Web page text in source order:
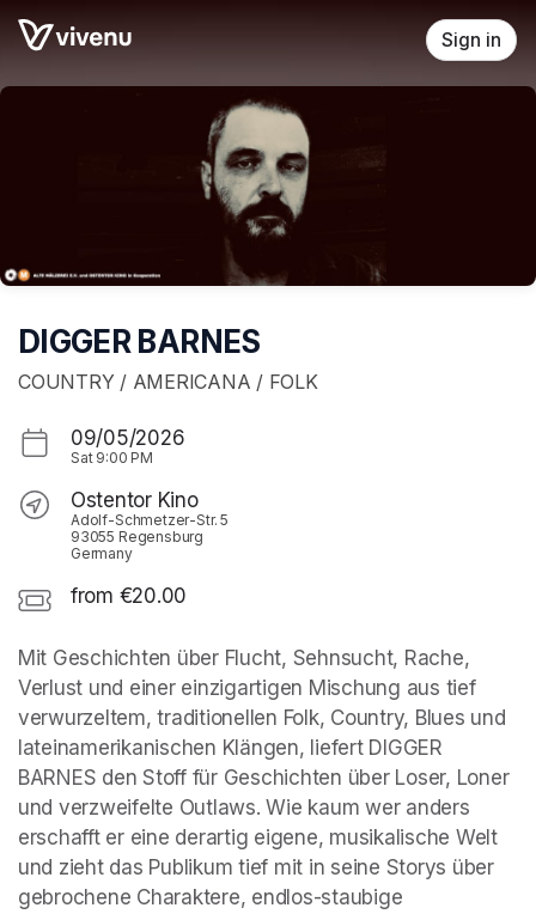
Skip header
Sign in
DIGGER BARNES
COUNTRY / AMERICANA / FOLK
09/05/2026
Sat 9:00 PM
Ostentor Kino
Adolf-Schmetzer-Str. 5
93055 Regensburg
Germany
from €20.00
Mit Geschichten über Flucht, Sehnsucht, Rache,
Verlust und einer einzigartigen Mischung aus tief
verwurzeltem, traditionellen Folk, Country, Blues und
lateinamerikanischen Klängen, liefert DIGGER
BARNES den Stoff für Geschichten über Loser, Loner
und verzweifelte Outlaws. Wie kaum wer anders
erschafft er eine derartig eigene, musikalische Welt
und zieht das Publikum tief mit in seine Storys über
gebrochene Charaktere, endlos-staubige